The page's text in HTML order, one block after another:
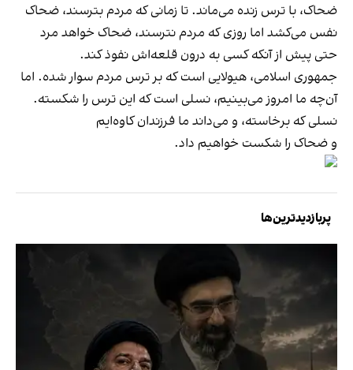
ضحاک، با ترس زنده می‌ماند. تا زمانی که مردم بترسند، ضحاک
نفس می‌کشد اما روزی که مردم نترسند، ضحاک خواهد مرد
حتی پیش از آنکه کسی به درون قلعه‌اش نفوذ کند.
جمهوری اسلامی، هیولایی‌ است که بر ترس مردم سوار شده. اما
آن‌چه ما امروز می‌بینیم، نسلی است که این ترس را شکسته.
نسلی که برخاسته، و می‌داند ما فرزندان کاوه‌ایم
و ضحاک را شکست خواهیم داد.
پربازدیدترین‌ها